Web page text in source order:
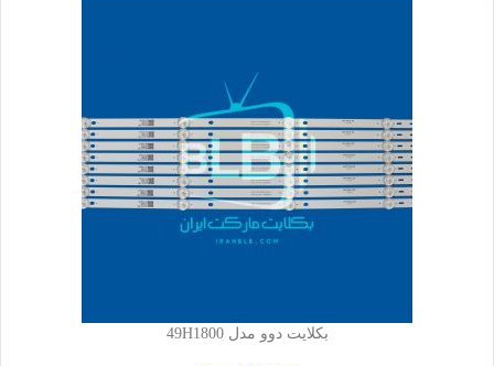
بکلایت دوو مدل 49H1800